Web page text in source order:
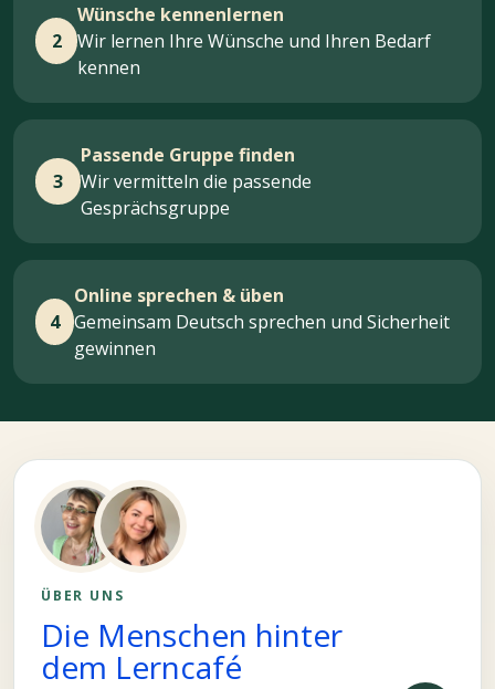
2
Wünsche kennenlernen
Wir lernen Ihre Wünsche und Ihren Bedarf
kennen
3
Passende Gruppe finden
Wir vermitteln die passende
Gesprächsgruppe
4
Online sprechen & üben
Gemeinsam Deutsch sprechen und Sicherheit
gewinnen
ÜBER UNS
Die Menschen hinter
dem Lerncafé